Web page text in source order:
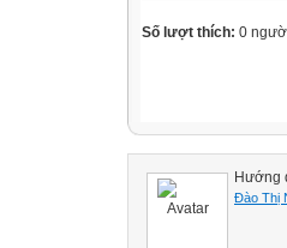
Số lượt thích: 0
Hướng
Đào Thị